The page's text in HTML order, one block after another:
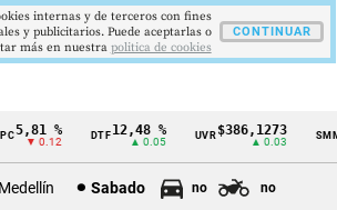
5,81 %
▼ 0.12
DTF12,48 %
▲ 0.05
UVR$386,1273
▲ 0.03
Sabado no no
internas y de terceros con fines
y publicitarios. Puede aceptarlas o
más en nuestra politica de cookies
CONTINUAR